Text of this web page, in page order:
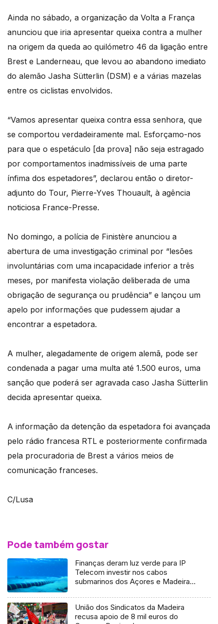
Ainda no sábado, a organização da Volta a França
anunciou que iria apresentar queixa contra a mulher
na origem da queda ao quilómetro 46 da ligação entre
Brest e Landerneau, que levou ao abandono imediato
do alemão Jasha Sütterlin (DSM) e a várias mazelas
entre os ciclistas envolvidos.
“Vamos apresentar queixa contra essa senhora, que
se comportou verdadeiramente mal. Esforçamo-nos
para que o espetáculo [da prova] não seja estragado
por comportamentos inadmissíveis de uma parte
ínfima dos espetadores”, declarou então o diretor-
adjunto do Tour, Pierre-Yves Thouault, à agência
noticiosa France-Presse.
No domingo, a polícia de Finistère anunciou a
abertura de uma investigação criminal por “lesões
involuntárias com uma incapacidade inferior a três
meses, por manifesta violação deliberada de uma
obrigação de segurança ou prudência” e lançou um
apelo por informações que pudessem ajudar a
encontrar a espetadora.
A mulher, alegadamente de origem alemã, pode ser
condenada a pagar uma multa até 1.500 euros, uma
sanção que poderá ser agravada caso Jasha Sütterlin
decida apresentar queixa.
A informação da detenção da espetadora foi avançada
pelo rádio francesa RTL e posteriormente confirmada
pela procuradoria de Brest a vários meios de
comunicação franceses.
C/Lusa
Pode também gostar
Finanças deram luz verde para IP
Telecom investir nos cabos
submarinos dos Açores e Madeira
União dos Sindicatos da Madeira
recusa apoio de 8 mil euros do